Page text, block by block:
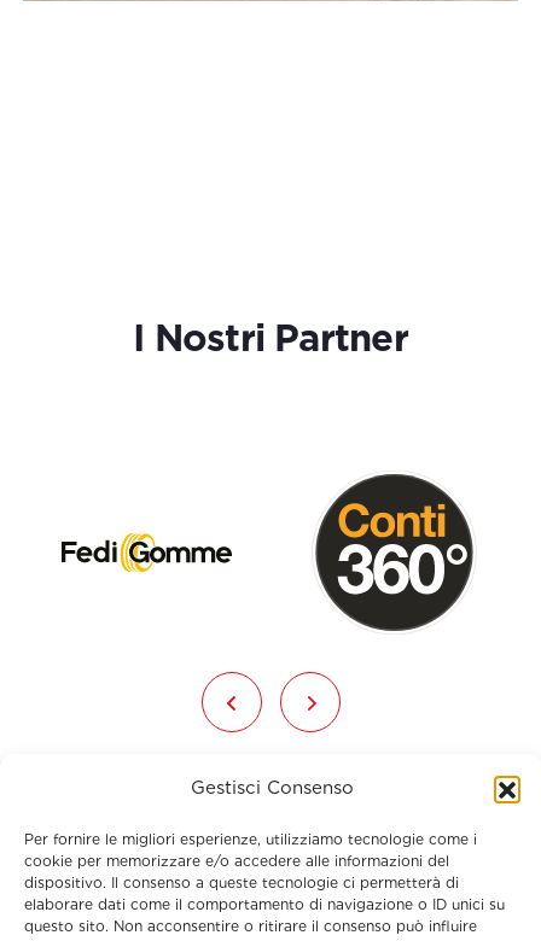
Gestisci Consenso
Per fornire le migliori esperienze, utilizziamo tecnologie come i
cookie per memorizzare e/o accedere alle informazioni del
dispositivo. Il consenso a queste tecnologie ci permetterà di
elaborare dati come il comportamento di navigazione o ID unici su
questo sito. Non acconsentire o ritirare il consenso può influire
I Nostri Partner
Menu